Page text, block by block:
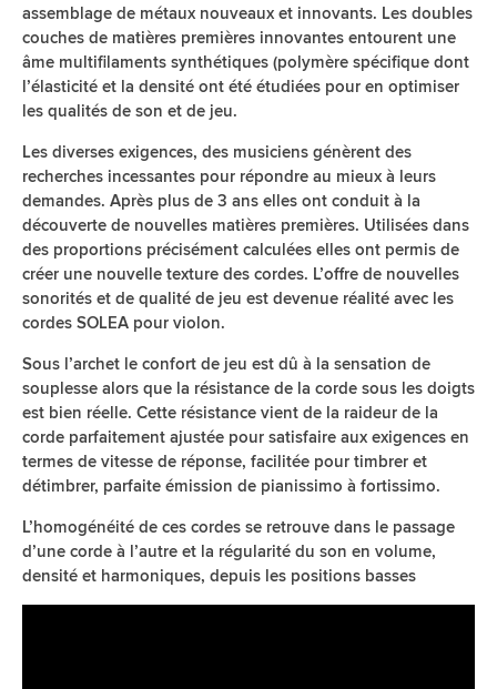
assemblage de métaux nouveaux et innovants. Les doubles
couches de matières premières innovantes entourent une
âme multifilaments synthétiques (polymère spécifique dont
l’élasticité et la densité ont été étudiées pour en optimiser
les qualités de son et de jeu.
Les diverses exigences, des musiciens génèrent des
recherches incessantes pour répondre au mieux à leurs
demandes. Après plus de 3 ans elles ont conduit à la
découverte de nouvelles matières premières. Utilisées dans
des proportions précisément calculées elles ont permis de
créer une nouvelle texture des cordes. L’offre de nouvelles
sonorités et de qualité de jeu est devenue réalité avec les
cordes SOLEA pour violon.
Sous l’archet le confort de jeu est dû à la sensation de
souplesse alors que la résistance de la corde sous les doigts
est bien réelle. Cette résistance vient de la raideur de la
corde parfaitement ajustée pour satisfaire aux exigences en
termes de vitesse de réponse, facilitée pour timbrer et
détimbrer, parfaite émission de pianissimo à fortissimo.
L’homogénéité de ces cordes se retrouve dans le passage
d’une corde à l’autre et la régularité du son en volume,
densité et harmoniques, depuis les positions basses